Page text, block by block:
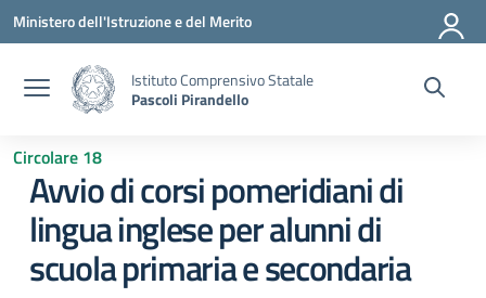
Vai ai contenuti
Vai al menu di navigazione
Vai al footer
Ministero dell'Istruzione e del Merito
Istituto Comprensivo Statale
Pascoli Pirandello
Circolare 18
Avvio di corsi pomeridiani di
lingua inglese per alunni di
scuola primaria e secondaria